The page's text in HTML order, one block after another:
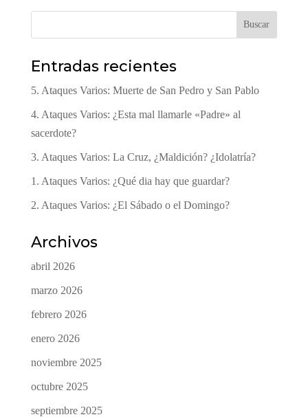
Buscar
Entradas recientes
5. Ataques Varios: Muerte de San Pedro y San Pablo
4. Ataques Varios: ¿Esta mal llamarle «Padre» al
sacerdote?
3. Ataques Varios: La Cruz, ¿Maldición? ¿Idolatría?
1. Ataques Varios: ¿Qué dia hay que guardar?
2. Ataques Varios: ¿El Sábado o el Domingo?
Archivos
abril 2026
marzo 2026
febrero 2026
enero 2026
noviembre 2025
octubre 2025
septiembre 2025